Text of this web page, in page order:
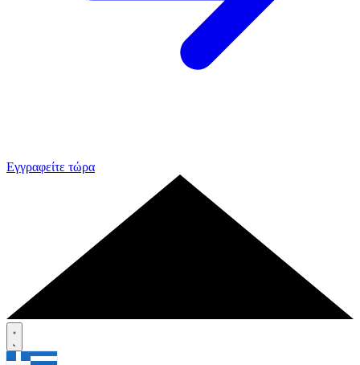
Εγγραφείτε τώρα